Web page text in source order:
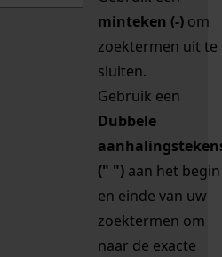
minteken (-) om
zoektermen uit te
sluiten.
Gebruik een
Dubbele
(" ") aan het begin
en einde van uw
zoektermen om
naar de exacte